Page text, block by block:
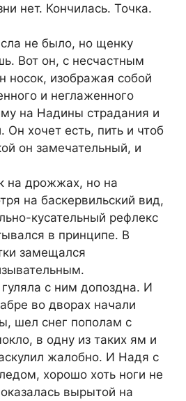
нет. Кончилась. Точка.
не было, но щенку
Вот он, с несчастным
носок, изображая собой
и неглаженного
на Надины страдания и
хочет есть, пить и чтоб
он замечательный, и
на дрожжах, но на
на баскервильский вид,
кусательный рефлекс
в принципе. В
замещался
с ним допоздна. И
во дворах начали
шел снег пополам с
в одну из таких ям и
жалобно. И Надя с
хорошо хоть ноги не
вырытой на